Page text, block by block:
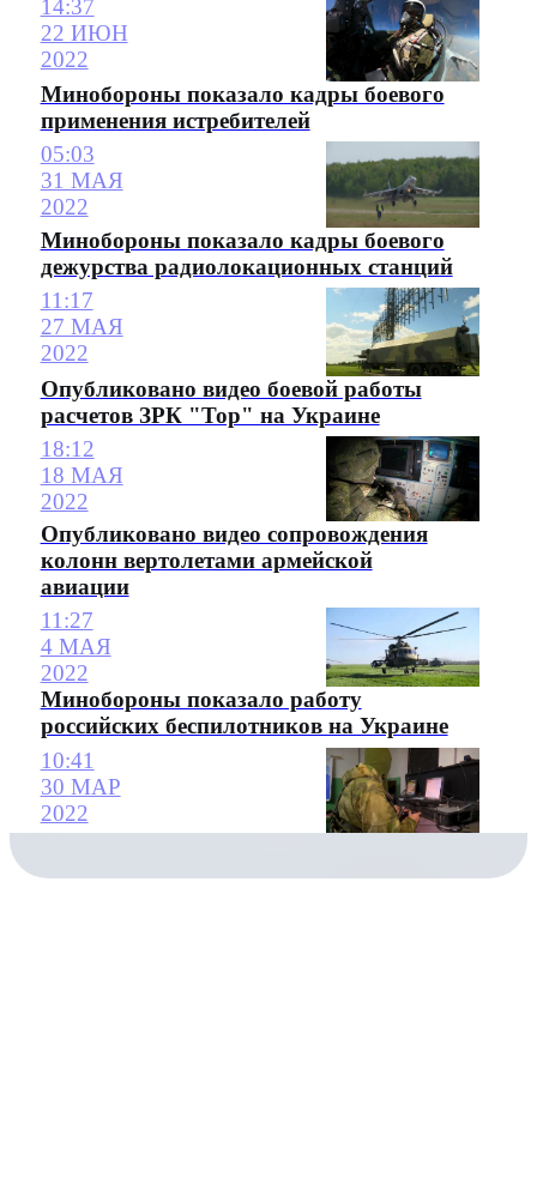
14:37
22 ИЮН
2022
Минобороны показало кадры боевого
применения истребителей
05:03
31 МАЯ
2022
Минобороны показало кадры боевого
дежурства радиолокационных станций
11:17
27 МАЯ
2022
Опубликовано видео боевой работы
расчетов ЗРК "Тор" на Украине
18:12
18 МАЯ
2022
Опубликовано видео сопровождения
колонн вертолетами армейской
авиации
11:27
4 МАЯ
2022
Минобороны показало работу
российских беспилотников на Украине
10:41
30 МАР
2022